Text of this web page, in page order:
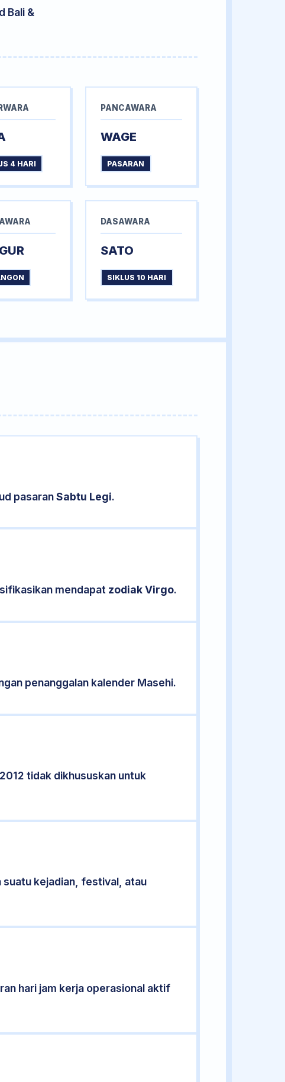
Bali &
4 HARI
PANCAWARA
WAGE
PASARAN
DASAWARA
SATO
SIKLUS 10 HARI
pasaranSabtu Legi.
mendapat zodiak Virgo.
penanggalan kalender Masehi.
tidak dikhususkan untuk
suatu kejadian, festival, atau
hari jam kerja operasional aktif